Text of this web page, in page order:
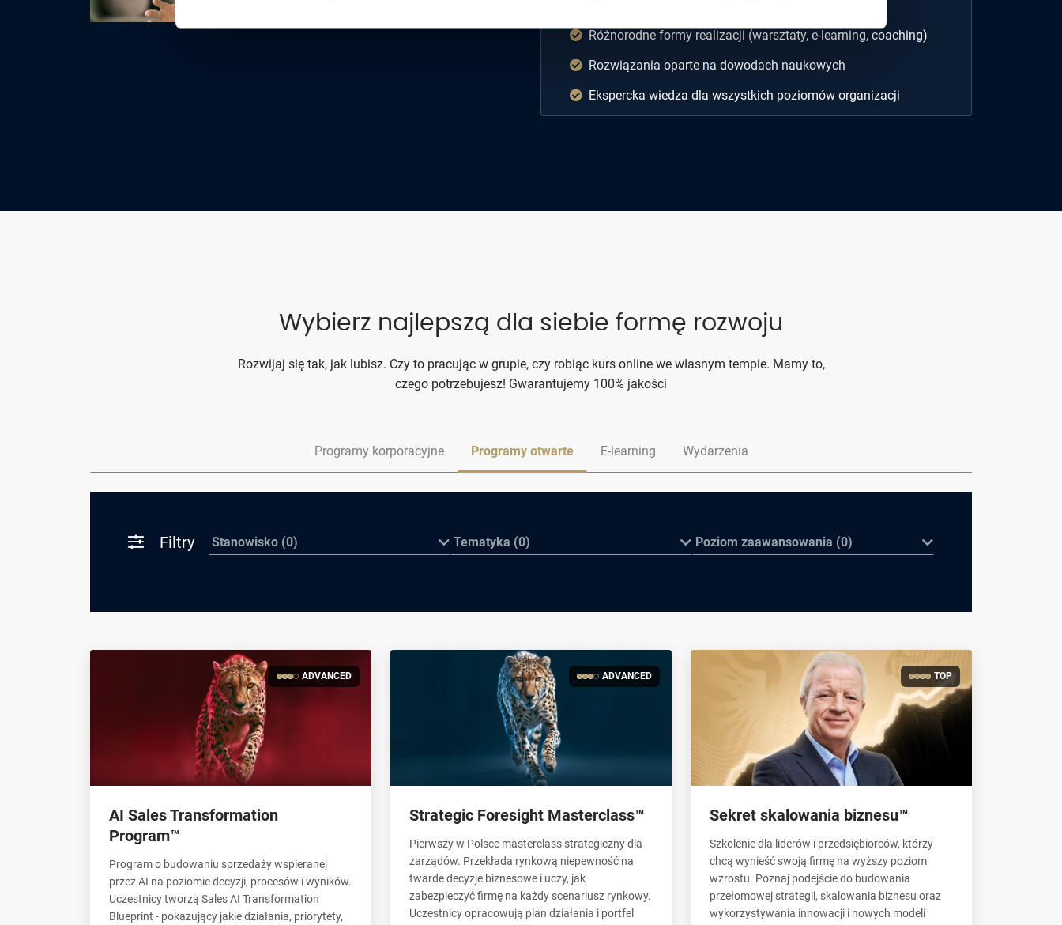
Różnorodne formy realizacji (warsztaty, e-learning, coaching)
Rozwiązania oparte na dowodach naukowych
Ekspercka wiedza dla wszystkich poziomów organizacji
Wybierz najlepszą dla siebie formę rozwoju
Rozwijaj się tak, jak lubisz. Czy to pracując w grupie, czy robiąc kurs online we własnym tempie. Mamy to,
czego potrzebujesz! Gwarantujemy 100% jakości
Programy korporacyjne Programy otwarte E-learning Wydarzenia
Filtry Stanowisko (0) Tematyka (0) Poziom zaawansowania (0)
ADVANCED
AI Sales Transformation
Program™
Program o budowaniu sprzedaży wspieranej
przez AI na poziomie decyzji, procesów i wyników.
Uczestnicy tworzą Sales AI Transformation
Blueprint - pokazujący jakie działania, priorytety,
ADVANCED
Strategic Foresight Masterclass™
Pierwszy w Polsce masterclass strategiczny dla
zarządów. Przekłada rynkową niepewność na
twarde decyzje biznesowe i uczy, jak
zabezpieczyć firmę na każdy scenariusz rynkowy.
Uczestnicy opracowują plan działania i portfel
TOP
Sekret skalowania biznesu™
Szkolenie dla liderów i przedsiębiorców, którzy
chcą wynieść swoją firmę na wyższy poziom
wzrostu. Poznaj podejście do budowania
przełomowej strategii, skalowania biznesu oraz
wykorzystywania innowacji i nowych modeli